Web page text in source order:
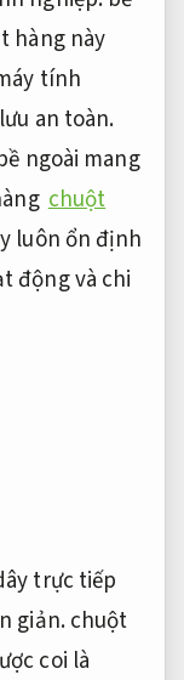
hàng này
tính
an toàn.
ngoài mang
chuột
luôn ổn định
động và chi
trực tiếp
giản.chuột
coi là